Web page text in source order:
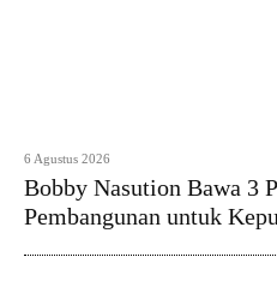
6 Agustus 2026
Bobby Nasution Bawa 3
Pembangunan untuk